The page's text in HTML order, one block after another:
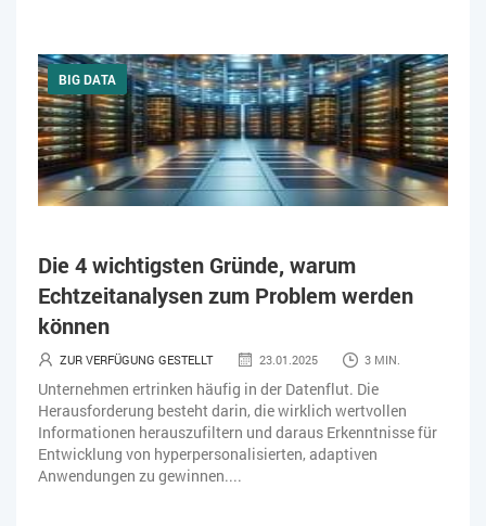
SERVICE SICHERHEIT SMART WORK
SOCIAL COMMERCE SOCIAL-MEDIA
SOFTWARE-AS-A-SERVICE SOFTWAREENTWICKLUNG
SWONET TRANSPORTLOGISTIK / LAGER
TRENDKOMPASS 2025 TRENDKOMPASS 2026
USER EXPERIENCE WEBDESIGN WEB-SHOP
ZEITWIRTSCHAFT
BIG DATA
Die 4 wichtigsten Gründe, warum
Echtzeitanalysen zum Problem werden
können
ZUR VERFÜGUNG GESTELLT 23.01.2025 3 MIN.
Unternehmen ertrinken häufig in der Datenflut. Die
Herausforderung besteht darin, die wirklich wertvollen
Informationen herauszufiltern und daraus Erkenntnisse für
Entwicklung von hyperpersonalisierten, adaptiven
Anwendungen zu gewinnen....